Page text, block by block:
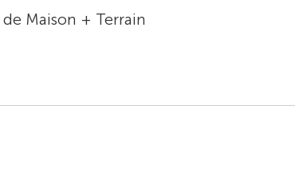
Maison + Terrain